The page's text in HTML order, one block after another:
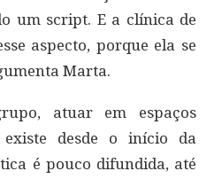
um script. E a clínica de
aspecto, porque ela se
Marta.
atuar em espaços
desde o início da
é pouco difundida, até